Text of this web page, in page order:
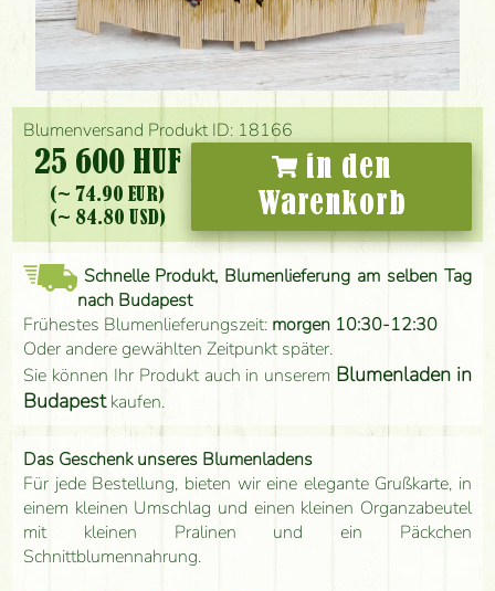
Blumenversand Produkt ID: 18166
25 600 HUF
(~ 74.90 EUR)
(~ 84.80 USD)
in den
Warenkorb
Schnelle Produkt, Blumenlieferung am selben Tag
nach Budapest
Frühestes Blumenlieferungszeit: morgen 10:30-12:30
Oder andere gewählten Zeitpunkt später.
Sie können Ihr Produkt auch in unserem Blumenladen in
Budapestkaufen.
Das Geschenk unseres Blumenladens
Für jede Bestellung, bieten wir eine elegante Grußkarte, in
einem kleinen Umschlag und einen kleinen Organzabeutel
mit kleinen Pralinen und ein Päckchen
Schnittblumennahrung.